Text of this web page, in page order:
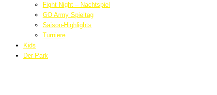
Fight Night – Nachtspiel
GO Army Spieltag
Saison-Highlights
Turniere
Kids
Der Park